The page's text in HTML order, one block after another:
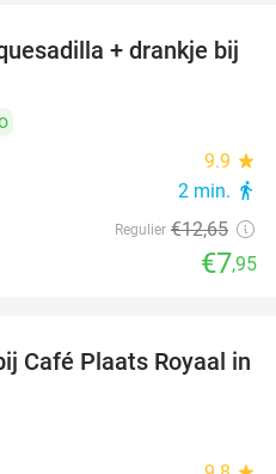
37%
+ drankje bij
9.9 star
2 min. directions_walk
Regulier €12,65
€7,95
36%
Café Plaats Royaal in